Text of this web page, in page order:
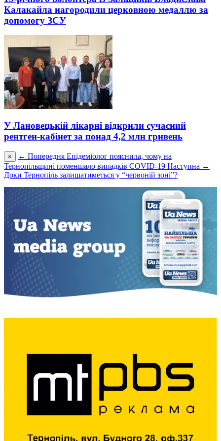
Калакайла нагородили церковною медаллю за
допомогу ЗСУ
У Лановецькій лікарні відкрили сучасний
рентген-кабінет за понад 4,2 млн гривень
× ← Попередня Епідеміолог пояснила, чому на
Тернопільщині поменшало випадків COVID-19 Наступна →
Доки Тернопіль залишатиметься у “червоній зоні”?